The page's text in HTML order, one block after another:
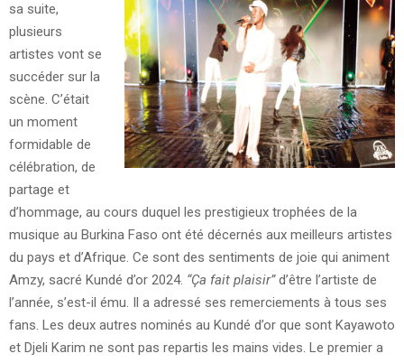
sa suite,
plusieurs
artistes vont se
succéder sur la
scène. C’était
un moment
formidable de
célébration, de
partage et
d’hommage, au cours duquel les prestigieux trophées de la
musique au Burkina Faso ont été décernés aux meilleurs artistes
du pays et d’Afrique. Ce sont des sentiments de joie qui animent
Amzy, sacré Kundé d’or 2024. “Ça fait plaisir”d’être l’artiste de
l’année, s’est-il ému. Il a adressé ses remerciements à tous ses
fans. Les deux autres nominés au Kundé d’or que sont Kayawoto
et Djeli Karim ne sont pas repartis les mains vides. Le premier a